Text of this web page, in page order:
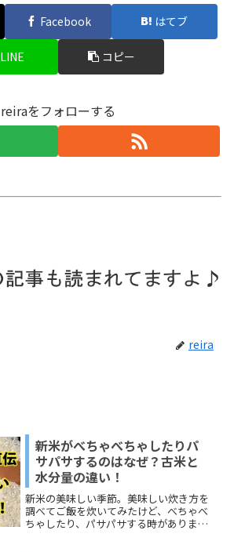
Facebook はてブ
LINE コピー
reiraをフォローする
reira
新米がべちゃべちゃしたりパ
サパサするのはなぜ？古米と
水分量の違い！
新米の美味しい季節。美味しい炊き方を
調べてご飯を炊いてみたけど、べちゃべ
ちゃしたり、パサパサする時がありま